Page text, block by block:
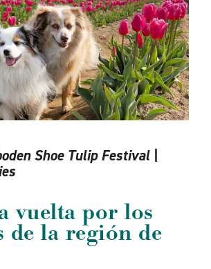
Shoe Tulip Festival |
vuelta por los
de la región de